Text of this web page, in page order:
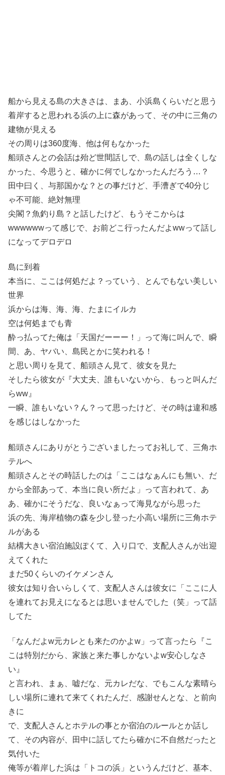
船から見える島の大きさは、まあ、小浜島くらいだと思う
着岸すると思われる浜の上に森があって、その中に三角の
建物が見える
その周りは360度海、他は何もなかった
船頭さんとの会話は殆ど世間話しで、島の話しは全くしな
かった、今思うと、確かに何でしなかったんだろう…？
田中曰く、与那国かな？との事だけど、手漕ぎで40分じ
ゃ不可能、絶対無理
尖閣？魚釣り島？と話したけど、もうそこからは
wwwwwwって感じで、お前どこ行ったんだよwwって話し
になってデロデロ
島に到着
本当に、ここは何処だよ？っていう、とんでもない美しい
世界
浜からは海、海、海、たまにイルカ
空は何処までも青
酔っ払ってた俺は「天国だーーー！」って海に叫んで、瞬
間、あ、ヤバい、島民とかに笑われる！
と思い周りを見て、船頭さん見て、彼女を見た
そしたら彼女が『大丈夫、誰もいないから、もっと叫んだ
らww』
一瞬、誰もいない？ん？って思ったけど、その時は違和感
を感じはしなかった
船頭さんにありがとうございましたってお礼して、三角ホ
テルへ
船頭さんとその時話したのは「ここはなぁんにも無い、だ
から全部あって、本当に良い所だよ」って言われて、あ
あ、確かにそうだな、良いなぁって海見ながら思った
浜の先、海岸植物の森を少し登った小高い場所に三角ホテ
ルがある
結構大きい宿泊施設ぽくて、入り口で、支配人さんが出迎
えてくれた
まだ50くらいのイケメンさん
彼女は知り合いらしくて、支配人さんは彼女に「ここに人
を連れてお見えになるとは思いませんでした（笑」って話
してた
「なんだよw元カレとも来たのかよw」って言ったら『こ
こは特別だから、家族と来た事しかないよw安心しなさ
い』
と言われ、まぁ、嘘だな、元カレだな、でもこんな素晴ら
しい場所に連れて来てくれたんだ、感謝せんとな、と前向
きに
で、支配人さんとホテルの事とか宿泊のルールとか話し
て、その内容が、田中に話してたら確かに不自然だったと
気付いた
俺等が着岸した浜は「トコの浜」というんだけど、基本、